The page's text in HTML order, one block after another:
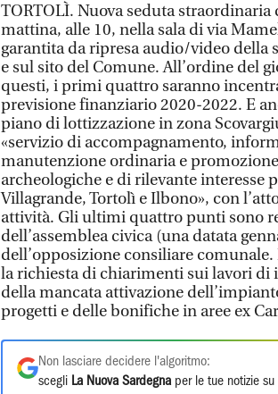
TORTOLÌ. Nuova seduta
mattina, alle 10, nella sala di via
garantita da ripresa audio/video della
e sul sito del Comune. All’ordine del
questi, i primi quattro saranno
previsione finanziario 2020-2022. E
piano di lottizzazione in zona
«servizio di accompagnamento,
manutenzione ordinaria e
archeologiche e di rilevante interesse
Villagrande, Tortolì e Ilbono», con
attività. Gli ultimi quattro punti sono
dell’assemblea civica (una datata
dell’opposizione consiliare
la richiesta di chiarimenti sui lavori di
della mancata attivazione
progetti e delle bonifiche in aree ex
Non lasciare decidere l'algoritmo:
scegli La Nuova Sardegna per le tue notizie su